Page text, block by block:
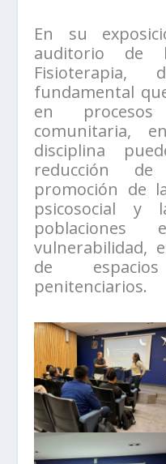
En su
auditorio de
Fisioterapia,
fundamental
en
comunitaria,
disciplina
reducción de
promoción de
psicosocial y
vulnerabilidad,
de
penitenciarios.